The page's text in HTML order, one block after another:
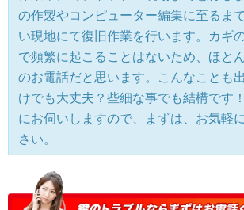
の作製やコンピューター編集に至るま
い現地にて復旧作業を行います。カギ
で頻繁に起こることはないため、ほと
のお電話だと思います。こんなことも
けでも大丈夫？些細な事でも結構です
にお伺いしますので、まずは、お気軽
さい。